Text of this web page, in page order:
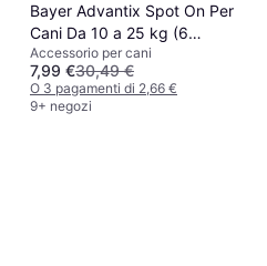
Bayer Advantix Spot On Per
Cani Da 10 a 25 kg (6
Pipette)
Accessorio per cani
7,99 €30,49 €
O 3 pagamenti di 2,66 €
9+ negozi